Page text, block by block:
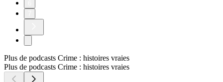
Plus de podcasts Crime : histoires vraies
Plus de podcasts Crime : histoires vraies